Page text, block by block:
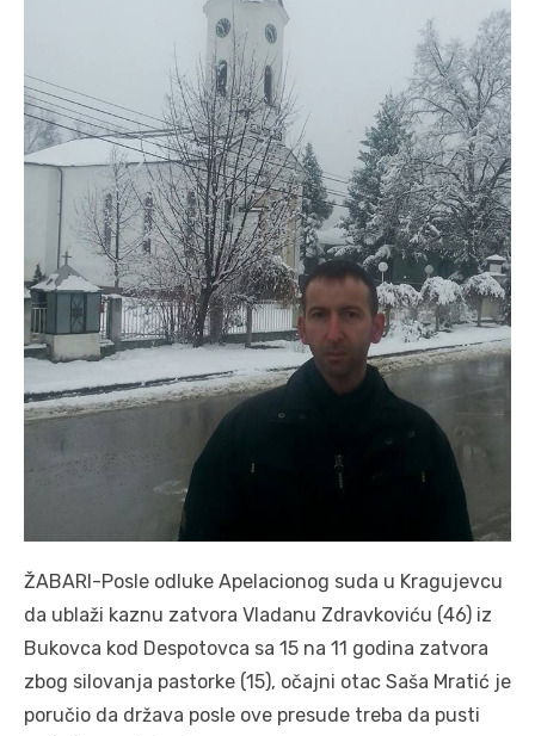
ŽABARI-Posle odluke Apelacionog suda u Kragujevcu
da ublaži kaznu zatvora Vladanu Zdravkoviću (46) iz
Bukovca kod Despotovca sa 15 na 11 godina zatvora
zbog silovanja pastorke (15), očajni otac Saša Mratić je
poručio da država posle ove presude treba da pusti